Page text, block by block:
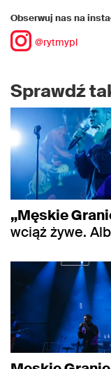
Obserwuj nas na
@rytmypl
Sprawdź
„Męskie
wciąż żywe.